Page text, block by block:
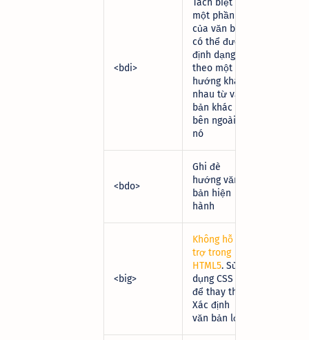
<bdi>
Tách biệt
một phần
của văn bản
có thể được
định dạng
theo một
hướng khác
nhau từ văn
bản khác
bên ngoài
nó
<bdo>
Ghi đè
hướng văn
bản hiện
hành
<big>
Không hỗ
trợ trong
HTML5. Sử
dụng CSS
để thay thế.
Xác định
văn bản lớn